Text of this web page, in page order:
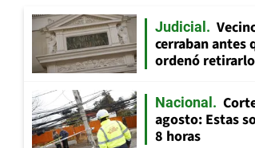
Judicial
cerraban antes
ordenó
Nacional
agosto: Estas
8 horas